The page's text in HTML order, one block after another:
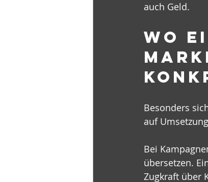
auch Geld.
Wo
Besonders
auf
Bei
übersetzen.
Zugkraft über